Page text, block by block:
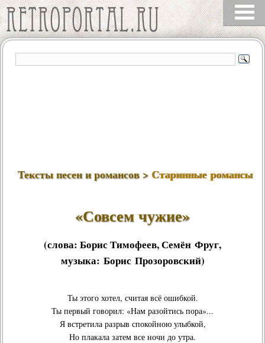
Тексты песен и романсов >Старинные романсы
«Совсем чужие»
(слова: Борис Тимофеев,Семён Фруг,
музыка: Борис Прозоровский)
Ты этого хотел, считая всё ошибкой.
Ты первый говорил: «Нам разойтись пора»...
Я встретила разрыв спокойною улыбкой,
Но плакала затем все ночи до утра.